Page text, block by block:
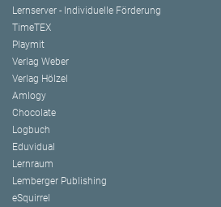
Lernserver - Individuelle Förderung
TimeTEX
Playmit
Verlag Weber
Verlag Hölzel
Amlogy
Chocolate
Logbuch
Eduvidual
Lernraum
Lemberger Publishing
eSquirrel